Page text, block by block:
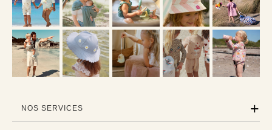
NOS SERVICES